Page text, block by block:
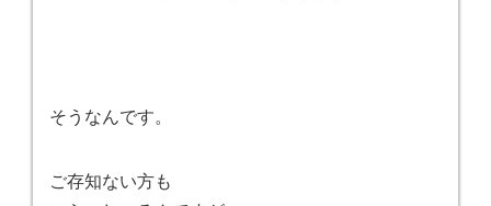
そうなんです。
ご存知ない方も